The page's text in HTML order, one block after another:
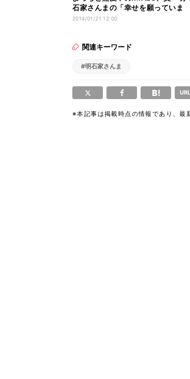
石家さんまの「幸せを願っていま
す!」
2014/01/21 12:00
関連キーワード
#明石家さんま
※本記事は掲載時点の情報であり、最